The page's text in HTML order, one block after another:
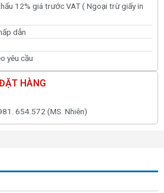
12% giá trước VAT ( Ngoại trừ giấy in
dẫn
yêu cầu
HÀNG
654.572 (MS. Nhiên)